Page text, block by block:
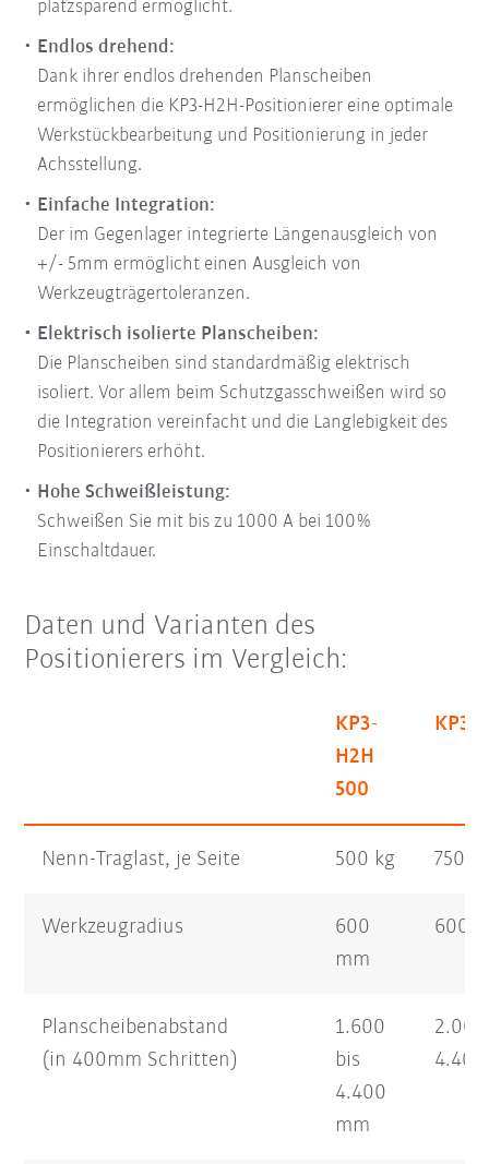
platzsparend ermöglicht.
Endlos drehend:
Dank ihrer endlos drehenden Planscheiben
ermöglichen die KP3-H2H-Positionierer eine optimale
Werkstückbearbeitung und Positionierung in jeder
Achsstellung.
Einfache Integration:
Der im Gegenlager integrierte Längenausgleich von
+/- 5mm ermöglicht einen Ausgleich von
Werkzeugträgertoleranzen.
Elektrisch isolierte Planscheiben:
Die Planscheiben sind standardmäßig elektrisch
isoliert. Vor allem beim Schutzgasschweißen wird so
die Integration vereinfacht und die Langlebigkeit des
Positionierers erhöht.
Hohe Schweißleistung:
Schweißen Sie mit bis zu 1000 A bei 100%
Einschaltdauer.
Daten und Varianten des
Positionierers im Vergleich:
KP3-
H2H
500
KP3-
Nenn-Traglast, je Seite 500 kg 750
Werkzeugradius
600
mm
600
Planscheibenabstand
(in 400mm Schritten)
1.600
bis
4.400
mm